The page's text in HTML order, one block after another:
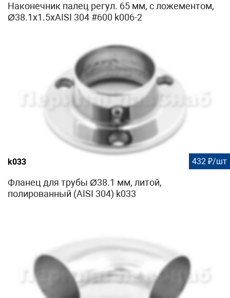
Наконечник палец регул. 65 мм, с ложементом,
Ø38.1х1.5хAISI 304 #600 k006-2
k033 432 ₽/шт
Фланец для трубы Ø38.1 мм, литой,
полированный (AISI 304) k033